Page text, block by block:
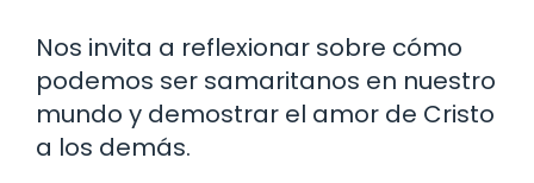
Nos invita a reflexionar sobre cómo
podemos ser samaritanos en nuestro
mundo y demostrar el amor de Cristo
a los demás.